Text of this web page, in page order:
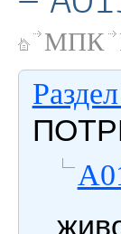
МПК